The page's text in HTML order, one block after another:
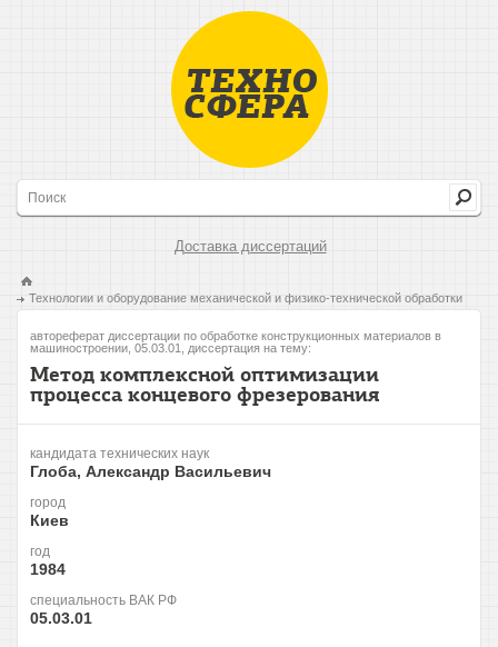
Доставка диссертаций
Технологии и оборудование механической и физико-технической обработки
автореферат диссертации по обработке конструкционных материалов в
машиностроении, 05.03.01, диссертация на тему:
Метод комплексной оптимизации
процесса концевого фрезерования
кандидата технических наук
Глоба, Александр Васильевич
город
Киев
год
1984
специальность ВАК РФ
05.03.01